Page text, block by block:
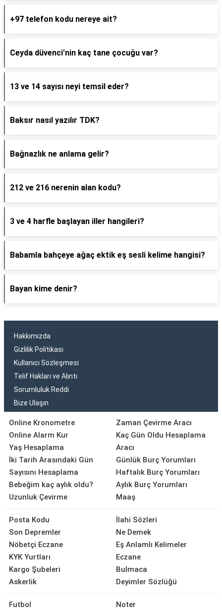
+97 telefon kodu nereye ait?
Ceyda düvenci'nin kaç tane çocuğu var?
13 ve 14 sayısı neyi temsil eder?
Baksır nasıl yazılır TDK?
Bağnazlık ne anlama gelir?
212 ve 216 nerenin alan kodu?
3 ve 4 harfle başlayan iller hangileri?
Babamla bahçeye ağaç ektik eş sesli kelime hangisi?
Bayan kime denir?
Hakkımızda
Gizlilik Politikası
Kullanıcı Sözleşmesi
Telif Hakları ve Alıntı
Sorumluluk Reddi
Bize Ulaşın
Online Kronometre
Online Alarm Kur
Yaş Hesaplama
İki Tarih Arasındaki Gün
Sayısını Hesaplama
Bebeğim kaç aylık oldu?
Uzunluk Çevirme
Zaman Çevirme Aracı
Kaç Gün Oldu Hesaplama
Aracı
Günlük Burç Yorumları
Haftalık Burç Yorumları
Aylık Burç Yorumları
Maaş
Posta Kodu
Son Depremler
Nöbetçi Eczane
KYK Yurtları
Kargo Şubeleri
Askerlik
İlahi Sözleri
Ne Demek
Eş Anlamlı Kelimeler
Eczane
Bulmaca
Deyimler Sözlüğü
Futbol
Noter